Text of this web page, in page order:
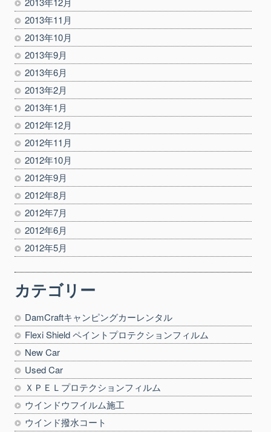
2013年11月
2013年10月
2013年9月
2013年6月
2013年2月
2013年1月
2012年12月
2012年11月
2012年10月
2012年9月
2012年8月
2012年7月
2012年6月
2012年5月
カテゴリー
DamCraftキャンピングカーレンタル
Flexi Shield ペイントプロテクションフィルム
New Car
Used Car
ＸＰＥＬプロテクションフィルム
ウインドウフイルム施工
ウインド撥水コート